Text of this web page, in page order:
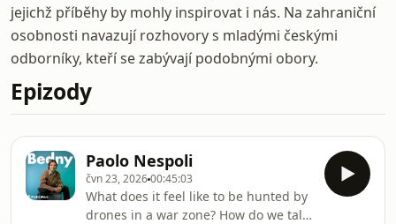
jejichž příběhy by mohly inspirovat i nás. Na zahraniční
osobnosti navazují rozhovory s mladými českými
odborníky, kteří se zabývají podobnými obory.
Epizody
Paolo Nespoli
čvn 23, 202600:45:03
What does it feel like to be hunted by
drones in a war zone? How do we talk